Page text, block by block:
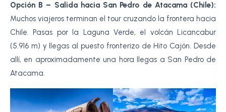
Opción B – Salida hacia San Pedro de Atacama (Chile):
Muchos viajeros terminan el tour cruzando la frontera hacia
Chile. Pasas por la Laguna Verde, el volcán Licancabur
(5.916 m) y llegas al puesto fronterizo de Hito Cajón. Desde
allí, en aproximadamente una hora llegas a San Pedro de
Atacama.